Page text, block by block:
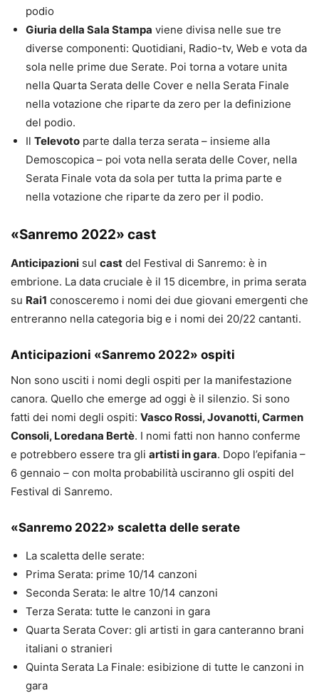
podio
Giuria della Sala Stampa viene divisa nelle sue tre
diverse componenti: Quotidiani, Radio-tv, Web e vota da
sola nelle prime due Serate. Poi torna a votare unita
nella Quarta Serata delle Cover e nella Serata Finale
nella votazione che riparte da zero per la definizione
del podio.
Il Televoto parte dalla terza serata – insieme alla
Demoscopica – poi vota nella serata delle Cover, nella
Serata Finale vota da sola per tutta la prima parte e
nella votazione che riparte da zero per il podio.
«Sanremo 2022» cast
Anticipazioni sul cast del Festival di Sanremo: è in
embrione. La data cruciale è il 15 dicembre, in prima serata
su Rai1 conosceremo i nomi dei due giovani emergenti che
entreranno nella categoria big e i nomi dei 20/22 cantanti.
Anticipazioni «Sanremo 2022» ospiti
Non sono usciti i nomi degli ospiti per la manifestazione
canora. Quello che emerge ad oggi è il silenzio. Si sono
fatti dei nomi degli ospiti: Vasco Rossi, Jovanotti, Carmen
Consoli, Loredana Bertè. I nomi fatti non hanno conferme
e potrebbero essere tra gli artisti in gara. Dopo l’epifania –
6 gennaio – con molta probabilità usciranno gli ospiti del
Festival di Sanremo.
«Sanremo 2022» scaletta delle serate
La scaletta delle serate:
Prima Serata: prime 10/14 canzoni
Seconda Serata: le altre 10/14 canzoni
Terza Serata: tutte le canzoni in gara
Quarta Serata Cover: gli artisti in gara canteranno brani
italiani o stranieri
Quinta Serata La Finale: esibizione di tutte le canzoni in
gara